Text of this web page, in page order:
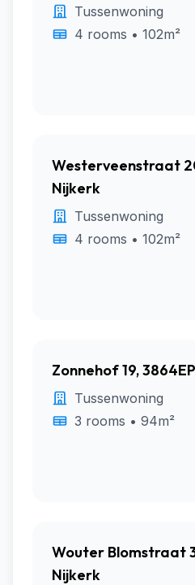
Tussenwoning
4 rooms • 102m²
Westerveenstraat
Nijkerk
Tussenwoning
4 rooms • 102m²
Zonnehof 19,
Tussenwoning
3 rooms • 94m²
Wouter Blomstraat
Nijkerk